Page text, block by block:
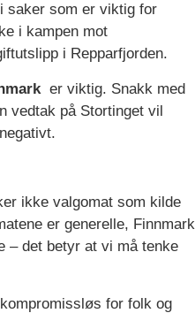
saker som er viktig for
i kampen mot
i Repparfjorden.
er viktig. Snakk med
vedtak på Stortinget vil
ikke valgomat som kilde
er generelle, Finnmark
– det betyr at vi må tenke
for folk og